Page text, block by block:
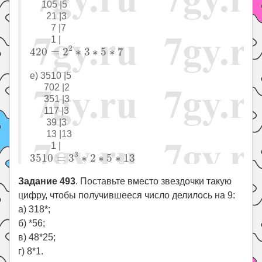
105 |5
21 |3
7 |7
1 |
420 = 22 ∗ 3 ∗ 5 ∗ 7
420=22∗3 ∗ ∗7
е) 3510 |5
702 |2
351 |3
117 |3
39 |3
13 |13
1 |
3510 = 33 ∗ 2 ∗ 5∗ 13
3510=33∗ 2∗ 5∗13
Задание 493. Поставьте вместо звездочки такую
цифру, чтобы получившееся число делилось на 9:
а) 318*;
б) *56;
в) 48*25;
г) 8*1.